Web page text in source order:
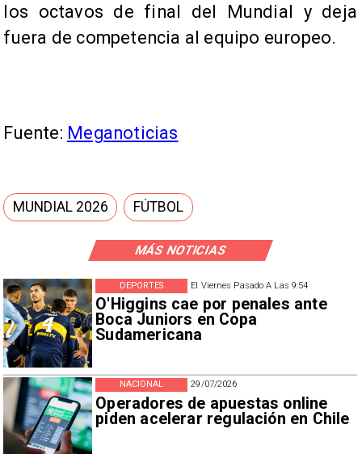
MÁS NOTICIAS
El Viernes Pasado A Las 9:54
O'Higgins cae por penales ante
Boca Juniors en Copa
Sudamericana
DEPORTES
29/07/2026
Operadores de apuestas online
piden acelerar regulación en Chile
NACIONAL
los octavos de final del Mundial y deja
fuera de competencia al equipo europeo.
Fuente: Meganoticias
MUNDIAL 2026 FÚTBOL